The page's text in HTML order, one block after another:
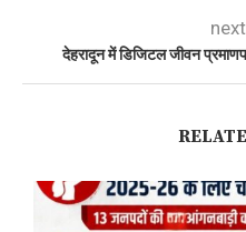
देहरादून में डिजिटल जीवन